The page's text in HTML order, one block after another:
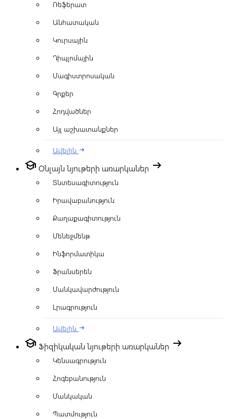
Ռեֆերատ
Անհատական
Կուրսային
Դիպլոմային
Մագիստրոսական
Գրքեր
Հոդվածներ
Այլ աշխատանքներ
Ավելին arrow_right_alt
school Օնլայն նյութերի առարկաներ arrow_right_alt
Տնտեսագիտություն
Իրավաբանություն
Քաղաքագիտություն
Մենեջմենթ
Ինֆորմատիկա
Ֆրանսերեն
Մանկավարժություն
Լրագրություն
Ավելին arrow_right_alt
school Ֆիզիկական նյութերի առարկաներ arrow_right_alt
Կենսագրություն
Հոգեբանություն
Մանկական
Պատմություն